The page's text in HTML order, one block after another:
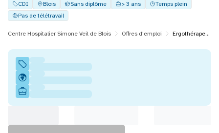
CDI Blois Sans diplôme > 3 ans
Temps plein
Pas de télétravail
Centre Hospitalier Simone Veil de Blois Offres d'emploi Ergothérapeute - CMP-Réhabilitation psychosociale / Psychiatrie (H/F)